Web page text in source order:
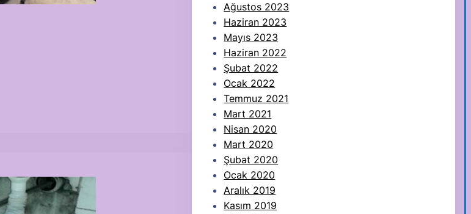
Ağustos 2023
Haziran 2023
Mayıs 2023
Haziran 2022
Şubat 2022
Ocak 2022
Temmuz 2021
Mart 2021
Nisan 2020
Mart 2020
Şubat 2020
Ocak 2020
Aralık 2019
Kasım 2019